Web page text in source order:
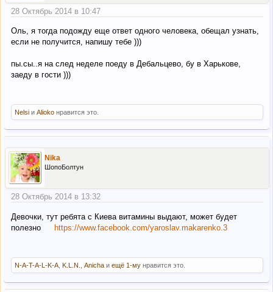
28 Октябрь 2014 в 10:47
Оль, я тогда подожду еще ответ одного человека, обещал узнать,
если не получится, напишу тебе )))
пы.сы..я на след неделе поеду в Дебальцево, бу в Харькове,
заеду в гости )))
Nelsi и Alioko нравится это.
Nika
ШопоБолтун
28 Октябрь 2014 в 13:32
Девочки, тут ребята с Киева витамины выдают, может будет
полезно
https://www.facebook.com/yaroslav.makarenko.3
N-A-T-A-L-K-A K.L.N. Anicha и ещё 1-му нравится это.